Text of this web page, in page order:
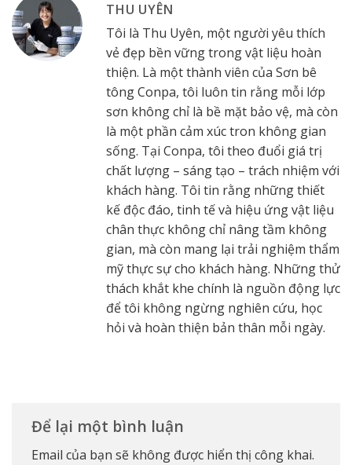
THU UYÊN
Tôi là Thu Uyên, một người yêu thích
vẻ đẹp bền vững trong vật liệu hoàn
thiện. Là một thành viên của Sơn bê
tông Conpa, tôi luôn tin rằng mỗi lớp
sơn không chỉ là bề mặt bảo vệ, mà còn
là một phần cảm xúc tron không gian
sống. Tại Conpa, tôi theo đuổi giá trị
chất lượng – sáng tạo – trách nhiệm với
khách hàng. Tôi tin rằng những thiết
kế độc đáo, tinh tế và hiệu ứng vật liệu
chân thực không chỉ nâng tầm không
gian, mà còn mang lại trải nghiệm thẩm
mỹ thực sự cho khách hàng. Những thử
thách khắt khe chính là nguồn động lực
để tôi không ngừng nghiên cứu, học
hỏi và hoàn thiện bản thân mỗi ngày.
Để lại một bình luận
Email của bạn sẽ không được hiển thị công khai.